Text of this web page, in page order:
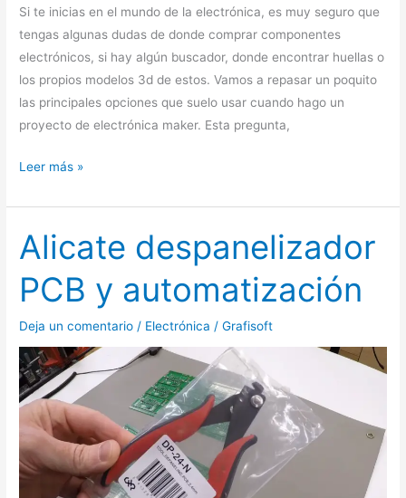
Si te inicias en el mundo de la electrónica, es muy seguro que
tengas algunas dudas de donde comprar componentes
electrónicos, si hay algún buscador, donde encontrar huellas o
los propios modelos 3d de estos. Vamos a repasar un poquito
las principales opciones que suelo usar cuando hago un
proyecto de electrónica maker. Esta pregunta,
Leer más »
Alicate despanelizador
PCB y automatización
Deja un comentario / Electrónica /Grafisoft
Alicate
despanelizador
PCB
y
automatización